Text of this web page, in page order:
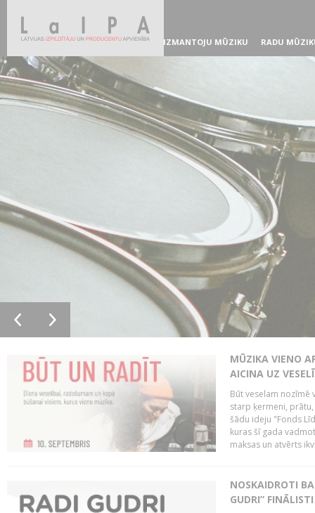
IZMANTOJU MŪZIKU RADU
MŪZIKA VIENO
AICINA UZ
Būt veselam nozīmē
starp ķermeni,
šādu ideju "Fonds
kuras šī gada
maksas un atvērts
NOSKAIDROTI
GUDRI” FINĀLISTI